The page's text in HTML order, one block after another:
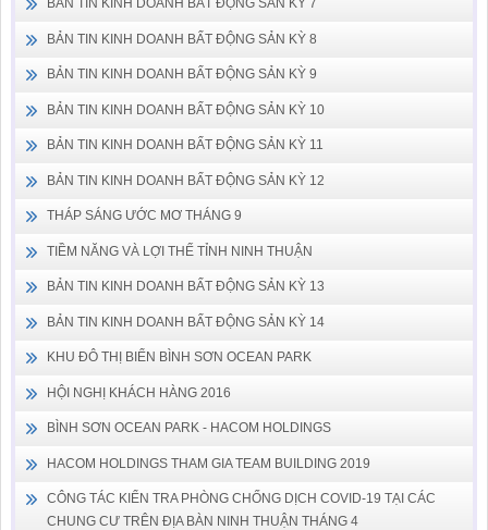
BẢN TIN KINH DOANH BẤT ĐỘNG SẢN KỲ 7
BẢN TIN KINH DOANH BẤT ĐỘNG SẢN KỲ 8
BẢN TIN KINH DOANH BẤT ĐỘNG SẢN KỲ 9
BẢN TIN KINH DOANH BẤT ĐỘNG SẢN KỲ 10
BẢN TIN KINH DOANH BẤT ĐỘNG SẢN KỲ 11
BẢN TIN KINH DOANH BẤT ĐỘNG SẢN KỲ 12
THÁP SÁNG ƯỚC MƠ THÁNG 9
TIỀM NĂNG VÀ LỢI THẾ TỈNH NINH THUẬN
BẢN TIN KINH DOANH BẤT ĐỘNG SẢN KỲ 13
BẢN TIN KINH DOANH BẤT ĐỘNG SẢN KỲ 14
KHU ĐÔ THỊ BIỂN BÌNH SƠN OCEAN PARK
HỘI NGHỊ KHÁCH HÀNG 2016
BÌNH SƠN OCEAN PARK - HACOM HOLDINGS
HACOM HOLDINGS THAM GIA TEAM BUILDING 2019
CÔNG TÁC KIỂN TRA PHÒNG CHỐNG DỊCH COVID-19 TẠI CÁC
CHUNG CƯ TRÊN ĐỊA BÀN NINH THUẬN THÁNG 4